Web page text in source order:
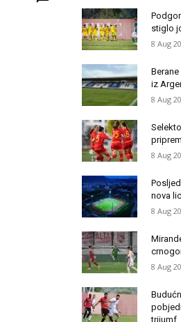
stiglo
8 Aug
iz
8 Aug
8 Aug
nova
8 Aug
8 Aug
trijumf